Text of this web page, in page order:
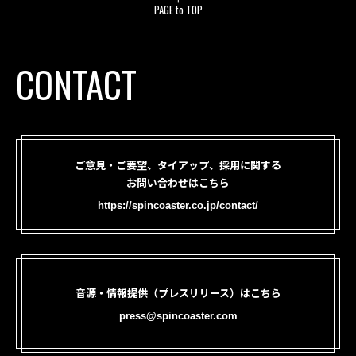
PAGE to TOP
CONTACT
ご意見・ご要望、タイアップ、採用に関する
お問い合わせはこちら
https://spincoaster.co.jp/contact/
音源・情報提供（プレスリリース）はこちら
press@spincoaster.com